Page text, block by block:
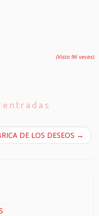
(Visto 96 veces)
DE LOS DESEOS →